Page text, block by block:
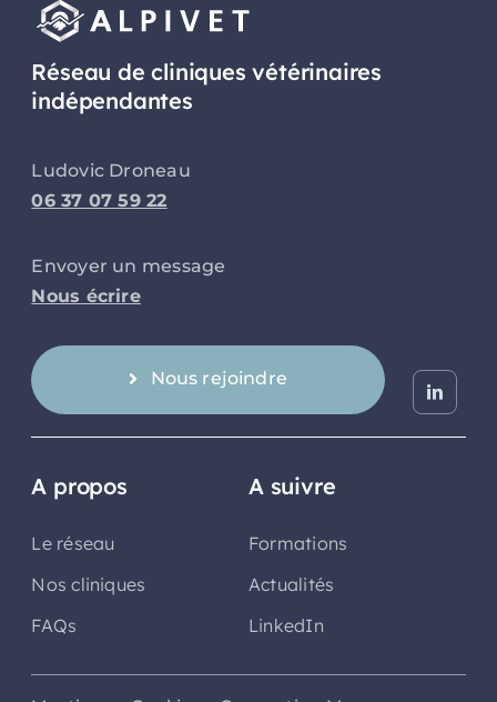
Réseau de cliniques vétérinaires
indépendantes
Ludovic Droneau
06 37 07 59 22
Envoyer un message
Nous écrire
Nous rejoindre
A propos
Le réseau
Nos cliniques
FAQs
A suivre
Formations
Actualités
LinkedIn